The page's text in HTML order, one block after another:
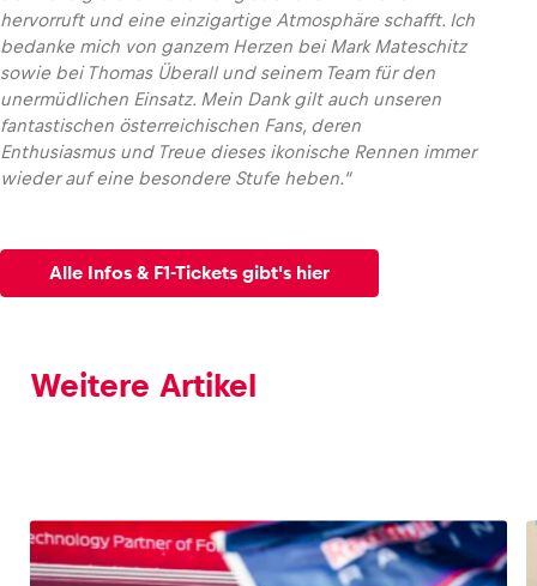
hervorruft und eine einzigartige Atmosphäre schafft. Ich
bedanke mich von ganzem Herzen bei Mark Mateschitz
sowie bei Thomas Überall und seinem Team für den
unermüdlichen Einsatz. Mein Dank gilt auch unseren
fantastischen österreichischen Fans, deren
Enthusiasmus und Treue dieses ikonische Rennen immer
wieder auf eine besondere Stufe heben.“
Alle Infos & F1-Tickets gibt's hier
Weitere Artikel